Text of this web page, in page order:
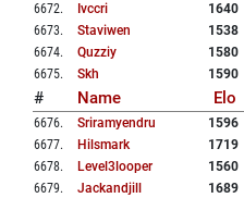
6672. Ivccri 1640
6673. Staviwen 1538
6674. Quzziy 1580
6675. Skh 1590
# Name Elo
6676. Sriramyendru 1596
6677. Hilsmark 1719
6678. Level3looper 1560
6679. Jackandjill 1689